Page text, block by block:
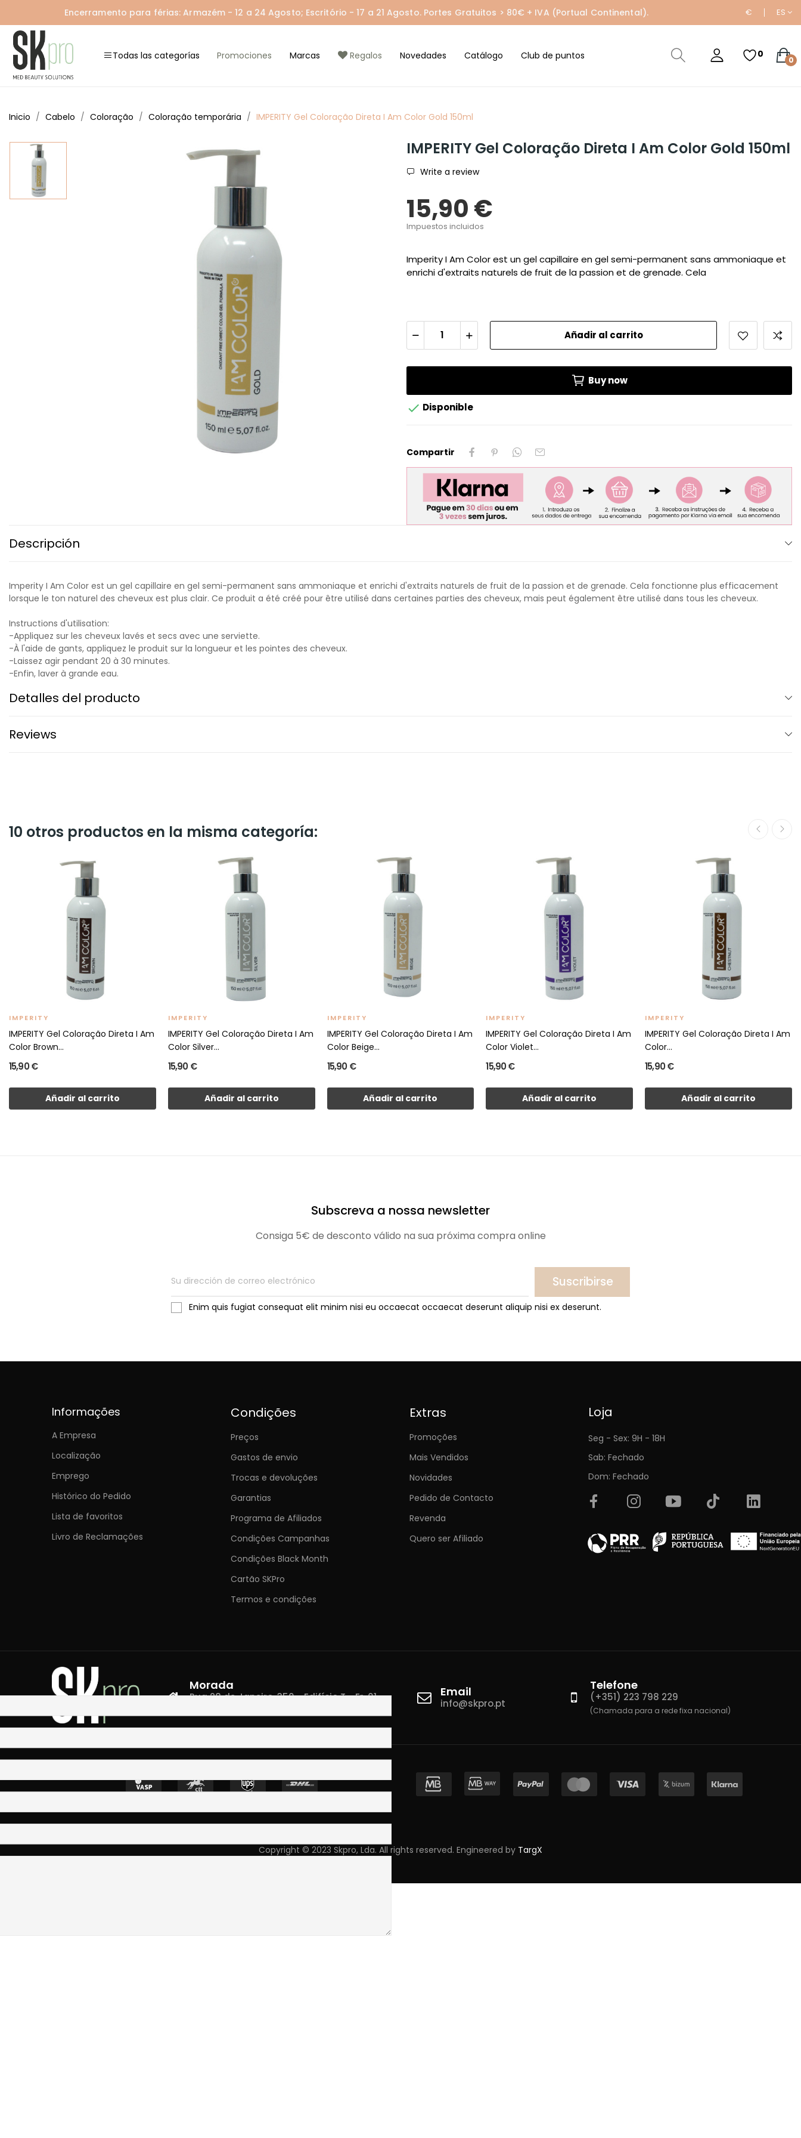
Encerramento para férias: Armazém - 12 a 24 Agosto; Escritório - 17 a 21 Agosto. Portes Gratuitos > 80€ + IVA (Portual Continental). € ES
Todas las categorías Promociones Marcas Regalos Novedades Catálogo Club de puntos 0
0
Inicio Cabelo Coloração Coloração temporária IMPERITY Gel Coloração Direta I Am Color Gold 150ml
IMPERITY Gel Coloração Direta I Am Color Gold 150ml
Write a review
15,90 €
Impuestos incluidos
Imperity I Am Color est un gel capillaire en gel semi-permanent sans ammoniaque et
enrichi d'extraits naturels de fruit de la passion et de grenade. Cela
Añadir al carrito
Buy now
 Disponible
Compartir
Descripción
Imperity I Am Color est un gel capillaire en gel semi-permanent sans ammoniaque et enrichi d'extraits naturels de fruit de la passion et de grenade. Cela fonctionne plus efficacement
lorsque le ton naturel des cheveux est plus clair. Ce produit a été créé pour être utilisé dans certaines parties des cheveux, mais peut également être utilisé dans tous les cheveux.
Instructions d'utilisation:
-Appliquez sur les cheveux lavés et secs avec une serviette.
-À l'aide de gants, appliquez le produit sur la longueur et les pointes des cheveux.
-Laissez agir pendant 20 à 30 minutes.
-Enfin, laver à grande eau.
Detalles del producto
Reviews
10 otros productos en la misma categoría:
IMPERITY
IMPERITY Gel Coloração Direta I Am
Color Brown...
15,90 €
Añadir al carrito
IMPERITY
IMPERITY Gel Coloração Direta I Am
Color Silver...
15,90 €
Añadir al carrito
IMPERITY
IMPERITY Gel Coloração Direta I Am
Color Beige...
15,90 €
Añadir al carrito
IMPERITY
IMPERITY Gel Coloração Direta I Am
Color Violet...
15,90 €
Añadir al carrito
IMPERITY
IMPERITY Gel Coloração Direta I Am
Color...
15,90 €
Añadir al carrito
Subscreva a nossa newsletter
Consiga 5€ de desconto válido na sua próxima compra online
Suscribirse
Enim quis fugiat consequat elit minim nisi eu occaecat occaecat deserunt aliquip nisi ex deserunt.
Informações
A Empresa
Localização
Emprego
Histórico do Pedido
Lista de favoritos
Livro de Reclamações
Condições
Preços
Gastos de envio
Trocas e devoluções
Garantias
Programa de Afiliados
Condições Campanhas
Condições Black Month
Cartão SKPro
Termos e condições
Extras
Promoções
Mais Vendidos
Novidades
Pedido de Contacto
Revenda
Quero ser Afiliado
Loja
Seg - Sex: 9H - 18H
Sab: Fechado
Dom: Fechado
Morada
Rua 28 de Janeiro, 350 - Edifício T - Fr. 01
Email
info@skpro.pt
Telefone
(+351) 223 798 229
(Chamada para a rede fixa nacional)
Copyright © 2023 Skpro, Lda. All rights reserved. Engineered by TargX